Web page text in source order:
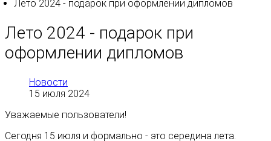
Лето 2024 - подарок при оформлении дипломов
Лето 2024 - подарок при
оформлении дипломов
Новости
15 июля 2024
Уважаемые пользователи!
Сегодня 15 июля и формально - это середина лета.